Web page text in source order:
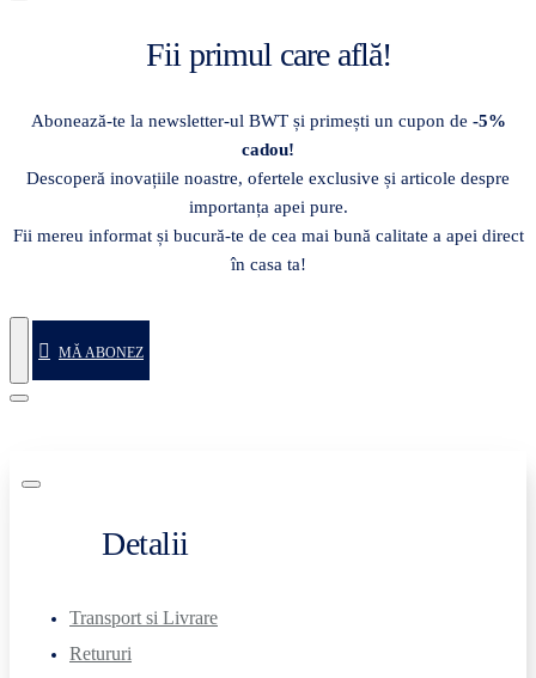
Fii primul care află!
Abonează-te la newsletter-ul BWT și primești un cupon de -5%
cadou!
Descoperă inovațiile noastre, ofertele exclusive și articole despre
importanța apei pure.
Fii mereu informat și bucură-te de cea mai bună calitate a apei direct
în casa ta!
MĂ ABONEZ
Detalii
Transport si Livrare
Retururi